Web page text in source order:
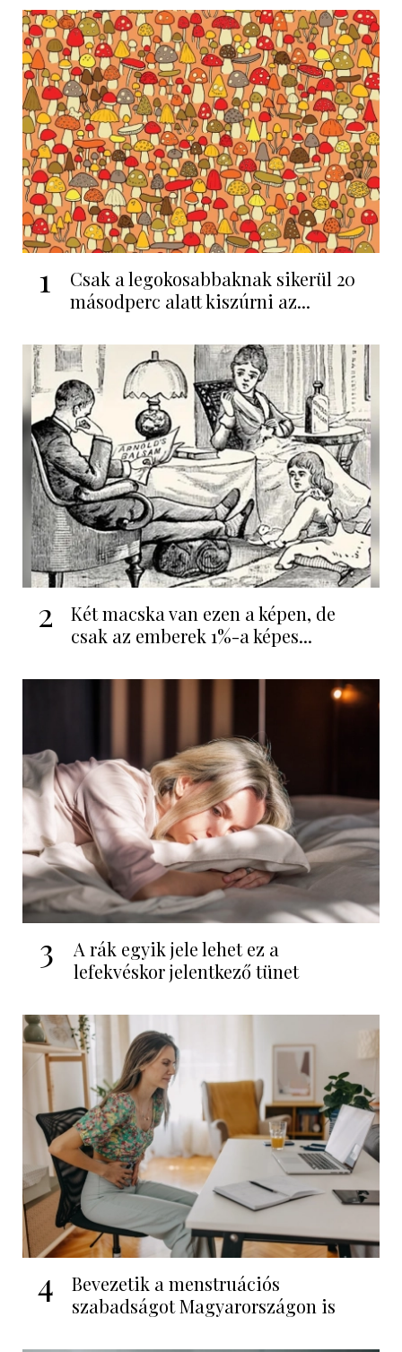
1
Csak a legokosabbaknak sikerül 20
másodperc alatt kiszúrni az...
2
Két macska van ezen a képen, de
csak az emberek 1%-a képes...
3
A rák egyik jele lehet ez a
lefekvéskor jelentkező tünet
4
Bevezetik a menstruációs
szabadságot Magyarországon is